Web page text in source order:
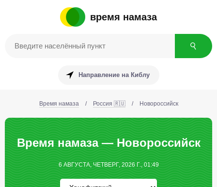
время намаза
Направление на Киблу
Время намаза / Россия 🇷🇺 / Новороссийск
Время намаза — Новороссийск
6 АВГУСТА, ЧЕТВЕРГ, 2026 Г., 01:49